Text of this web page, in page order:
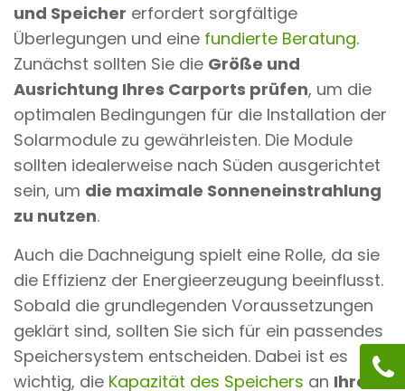
und Speicher erfordert sorgfältige
Überlegungen und eine fundierte Beratung.
Zunächst sollten Sie die Größe und
Ausrichtung Ihres Carports prüfen, um die
optimalen Bedingungen für die Installation der
Solarmodule zu gewährleisten. Die Module
sollten idealerweise nach Süden ausgerichtet
sein, um die maximale Sonneneinstrahlung
zu nutzen.
Auch die Dachneigung spielt eine Rolle, da sie
die Effizienz der Energieerzeugung beeinflusst.
Sobald die grundlegenden Voraussetzungen
geklärt sind, sollten Sie sich für ein passendes
Speichersystem entscheiden. Dabei ist es
wichtig, die Kapazität des Speichers an Ihren